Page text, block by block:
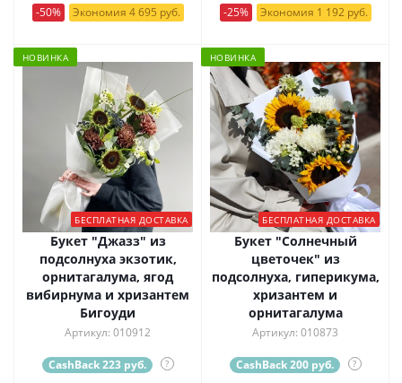
-50%
Экономия 4 695 руб.
-25%
Экономия 1 192 руб.
НОВИНКА
БЕСПЛАТНАЯ ДОСТАВКА
Букет "Джазз" из
подсолнуха экзотик,
орнитагалума, ягод
вибирнума и хризантем
Бигоуди
Артикул: 010912
CashBack 223 руб. ?
НОВИНКА
БЕСПЛАТНАЯ ДОСТАВКА
Букет "Солнечный
цветочек" из
подсолнуха, гиперикума,
хризантем и
орнитагалума
Артикул: 010873
CashBack 200 руб. ?